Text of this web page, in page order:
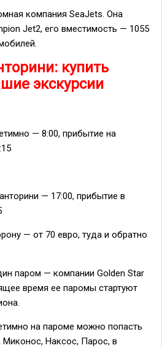
компания SeaJets. Она
Jet2, его вместимость — 1055
купить
экскурсии
— 8:00, прибытие на
— 17:00, прибытие в
— от 70 евро, туда и обратно
паром — компании Golden Star
время ее паромы стартуют
на пароме можно попасть
Наксос, Парос, в